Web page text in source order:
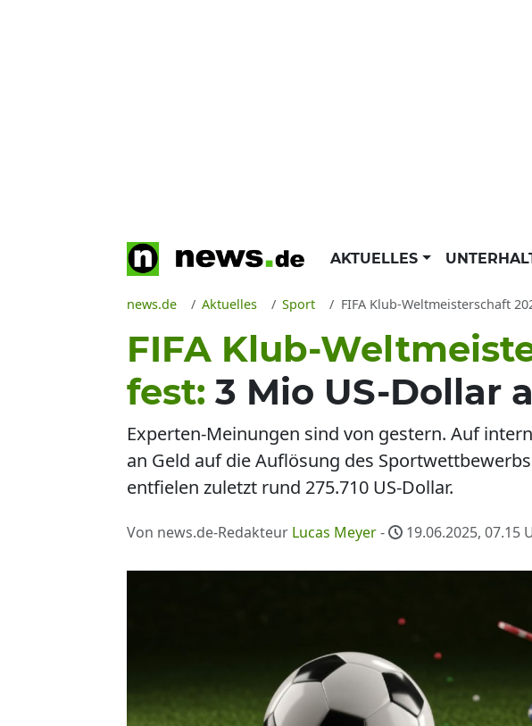
AKTUELLES
news.de Aktuelles Sport FIFA Klub-Weltmeisterschaft
FIFA Klub-
fest: 3 Mio US-Dollar
Experten-Meinungen sind von gestern. Auf
an Geld auf die Auflösung des
entfielen zuletzt rund 275.710 US-Dollar.
Von news.de-Redakteur Lucas Meyer- 19.06.2025, 07.15